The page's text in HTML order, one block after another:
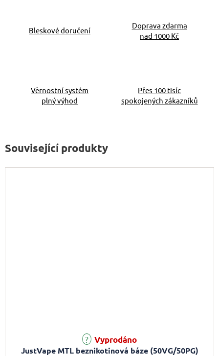
Bleskové doručení
Doprava zdarma
nad 1000 Kč
Věrnostní systém
plný výhod
Přes 100 tisíc
spokojených zákazníků
Související produkty
JustVape MTL beznikotinová báze (50VG/50PG)
Průměrné hodnocení produktu je 5,0 z 5 hvězdiček.
Vyprodáno